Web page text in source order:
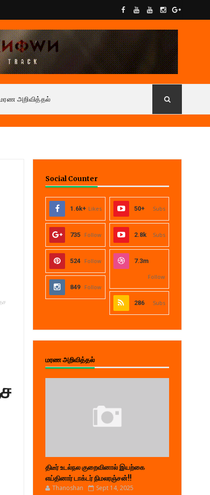
அறிவித்தல்
Social Counter
1.6k+ Likes 50+ Subs
735 Follow 2.8k Subs
524 Follow 7.3m
Follow
849 Follow
286 Subs
மரண அறிவித்தல்
திடீர் உடல்நல குறைவினால் இயற்கை
எய்தினார் டாக்டர் நிமலரஞ்சன்!!
Thanoshan Sept 14, 2025